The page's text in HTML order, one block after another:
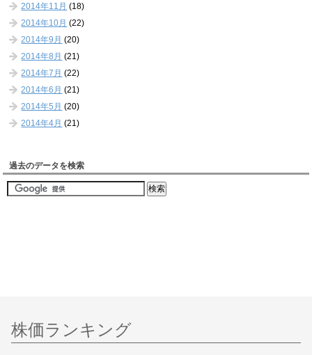
2014年11月 (18)
2014年10月 (22)
2014年9月 (20)
2014年8月 (21)
2014年7月 (22)
2014年6月 (21)
2014年5月 (20)
2014年4月 (21)
過去のデータを検索
株価ランキング